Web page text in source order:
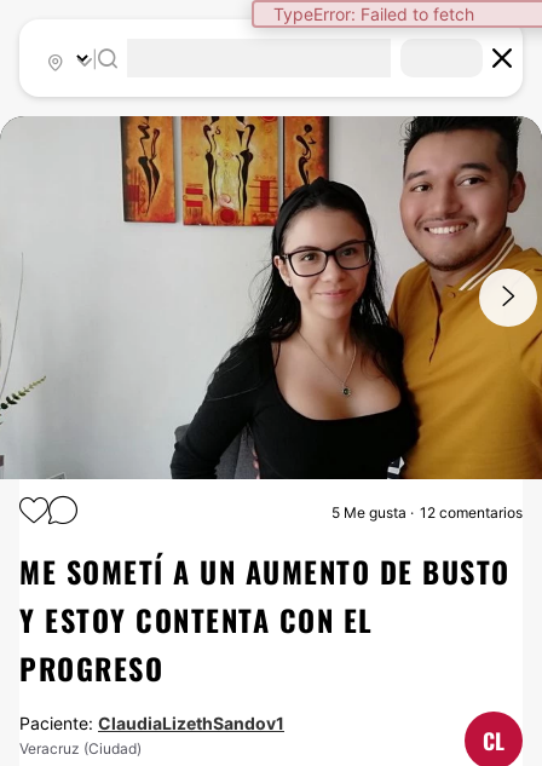
TypeError: Failed to fetch
AUMENTO DE BUSTO
5 Me gusta 12 comentarios
ME SOMETÍ A UN AUMENTO DE BUSTO
Y ESTOY CONTENTA CON EL
PROGRESO
Paciente: ClaudiaLizethSandov1
Veracruz (Ciudad) CL